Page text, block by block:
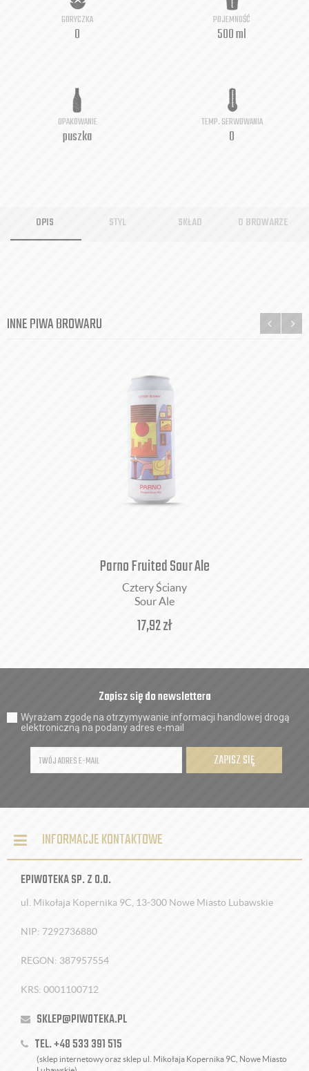
GORYCZKA
0
POJEMNOŚĆ
500 ml
OPAKOWANIE
puszka
TEMP. SERWOWANIA
0
OPIS STYL SKŁAD O BROWARZE
INNE PIWA BROWARU
Parno Fruited Sour Ale
Cztery Ściany
Sour Ale
17,92zł
Zapisz się do newslettera
Wyrażam zgodę na otrzymywanie informacji handlowej drogą
elektroniczną na podany adres e-mail
ZAPISZ SIĘ
INFORMACJE KONTAKTOWE
EPIWOTEKA SP. Z O.O.
ul. Mikołaja Kopernika 9C, 13-300 Nowe Miasto Lubawskie
NIP: 7292736880
REGON: 387957554
KRS: 0001100712
SKLEP@PIWOTEKA.PL
TEL. +48 533 391 515
(sklep internetowy oraz sklep ul. Mikołaja Kopernika 9C, Nowe Miasto